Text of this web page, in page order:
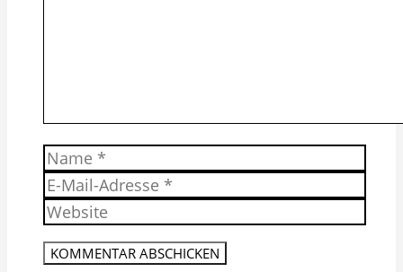
Name
E-
Mail-
Adresse
Website